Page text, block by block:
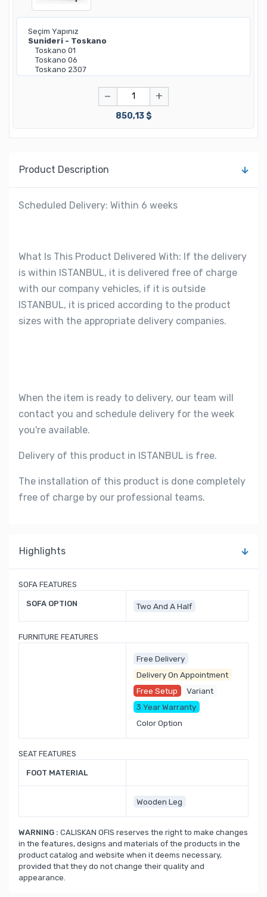
− +
850,13 $
Product Description
Scheduled Delivery: Within 6 weeks
What Is This Product Delivered With: If the delivery
is within ISTANBUL, it is delivered free of charge
with our company vehicles, if it is outside
ISTANBUL, it is priced according to the product
sizes with the appropriate delivery companies.
When the item is ready to delivery, our team will
contact you and schedule delivery for the week
you're available.
Delivery of this product in ISTANBUL is free.
The installation of this product is done completely
free of charge by our professional teams.
Highlights
SOFA FEATURES
SOFA OPTION Two And A Half
FURNITURE FEATURES
Free Delivery
Delivery On Appointment
Free Setup
Variant
3 Year Warranty
Color Option
SEAT FEATURES
FOOT MATERIAL
Wooden Leg
WARNING : CALISKAN OFIS reserves the right to make changes
in the features, designs and materials of the products in the
product catalog and website when it deems necessary,
provided that they do not change their quality and
appearance.